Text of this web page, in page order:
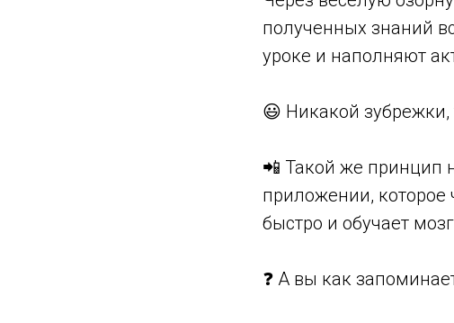
полученных знаний
уроке и наполняют
😃 Никакой зубрежки,
📲 Такой же принцип
приложении, которое
быстро и обучает
❓ А вы как